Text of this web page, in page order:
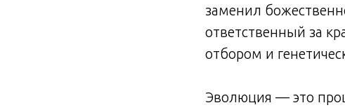
заменил
ответственный за
отбором и
Эволюция — это